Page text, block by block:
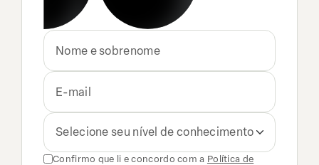
Selecione seu nível de conhecimento
Confirmo que li e concordo com a Política de